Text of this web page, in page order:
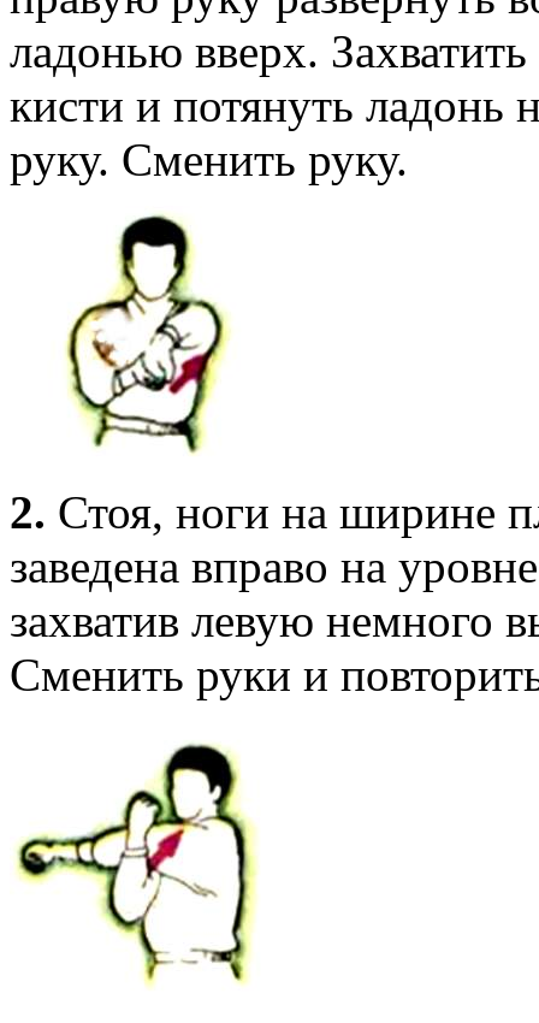
ладонью вверх.
кисти и потянуть ладонь
руку. Сменить руку.
2. Стоя, ноги на ширине
заведена вправо на
захватив левую немного
Сменить руки и